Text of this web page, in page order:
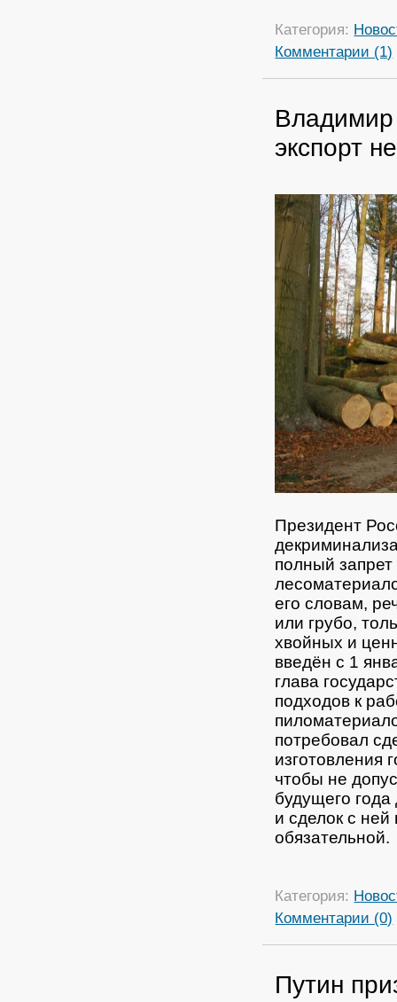
Категория:
Комментарии (1)
Владимир
экспорт
Президент
полный
его словам,
или грубо,
хвойных и
введён с 1
глава
подходов к
потребовал
изготовления
чтобы не
будущего
и сделок с
обязательной.
Категория:
Комментарии (0)
Путин